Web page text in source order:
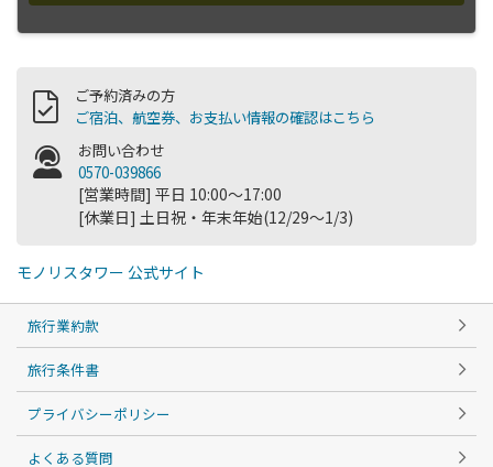
ご予約済みの方
ご宿泊、航空券、お支払い情報の確認はこちら
お問い合わせ
0570-039866
[営業時間] 平日 10:00～17:00
[休業日] 土日祝・年末年始(12/29～1/3)
モノリスタワー 公式サイト
旅行業約款
旅行条件書
プライバシーポリシー
よくある質問